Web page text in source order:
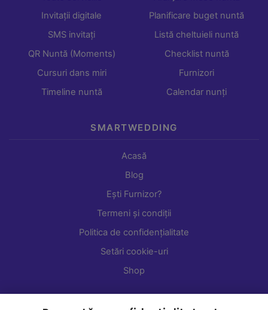
Invitații digitale
SMS invitați
QR Nuntă (Moments)
Cursuri dans miri
Timeline nuntă
Planificare buget nuntă
Listă cheltuieli nuntă
Checklist nuntă
Furnizori
Calendar nunți
SMARTWEDDING
Acasă
Blog
Ești Furnizor?
Termeni și condiții
Politica de confidențialitate
Setări cookie-uri
Shop